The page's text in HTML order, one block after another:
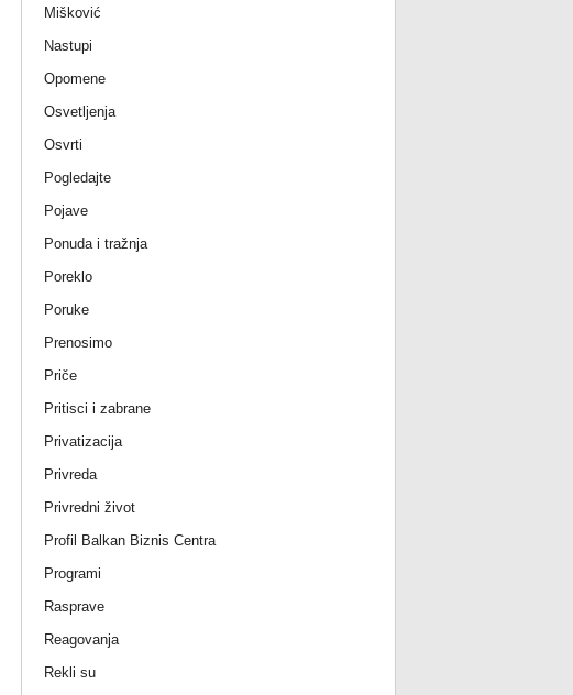
Mišković
Nastupi
Opomene
Osvetljenja
Osvrti
Pogledajte
Pojave
Ponuda i tražnja
Poreklo
Poruke
Prenosimo
Priče
Pritisci i zabrane
Privatizacija
Privreda
Privredni život
Profil Balkan Biznis Centra
Programi
Rasprave
Reagovanja
Rekli su